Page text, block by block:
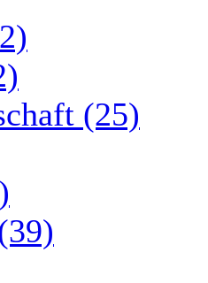
(25)